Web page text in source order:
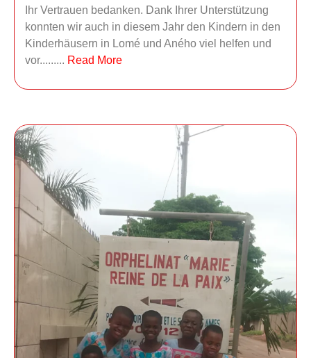
Ihr Vertrauen bedanken. Dank Ihrer Unterstützung
konnten wir auch in diesem Jahr den Kindern in den
Kinderhäusern in Lomé und Aného viel helfen und
vor......... Read More